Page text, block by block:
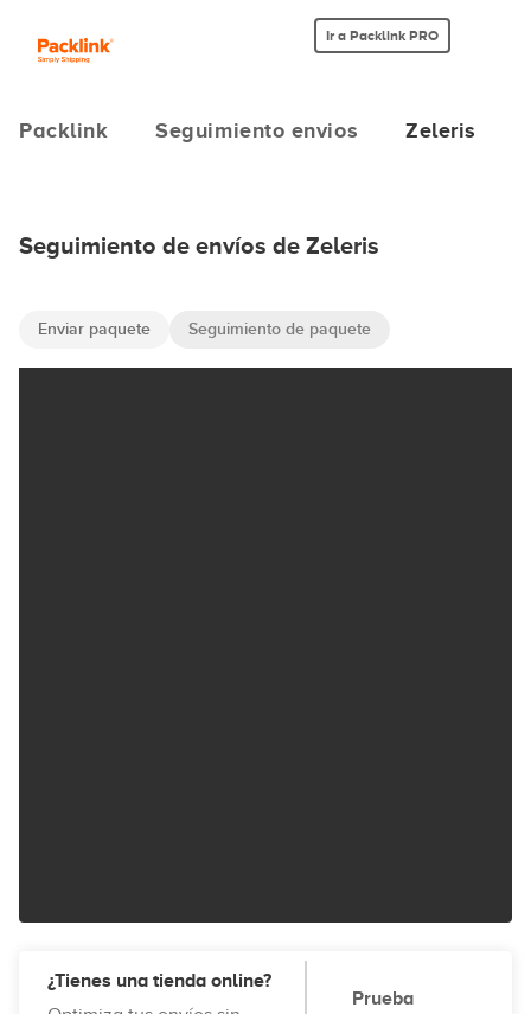
Ir a Packlink PRO
Packlink Seguimiento envios Zeleris
Seguimiento de envíos de Zeleris
Enviar paquete Seguimiento de paquete
¿Tienes una tienda online?
Prueba